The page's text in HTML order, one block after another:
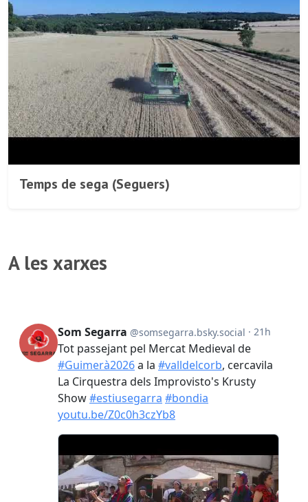
Temps de sega (Seguers)
A les xarxes